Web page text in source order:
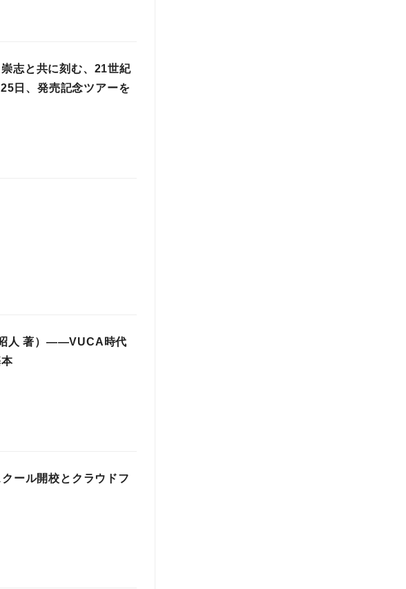
志と共に刻む、21世紀
日、発売記念ツアーを
昭人 著）——VUCA時代
ール開校とクラウドフ